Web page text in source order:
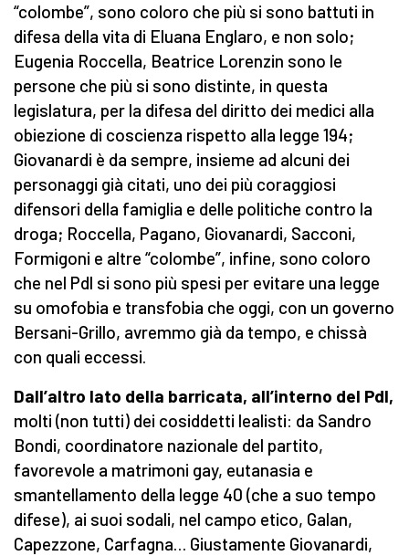
“colombe”, sono coloro che più si sono battuti in
difesa della vita di Eluana Englaro, e non solo;
Eugenia Roccella, Beatrice Lorenzin sono le
persone che più si sono distinte, in questa
legislatura, per la difesa del diritto dei medici alla
obiezione di coscienza rispetto alla legge 194;
Giovanardi è da sempre, insieme ad alcuni dei
personaggi già citati, uno dei più coraggiosi
difensori della famiglia e delle politiche contro la
droga; Roccella, Pagano, Giovanardi, Sacconi,
Formigoni e altre “colombe”, infine, sono coloro
che nel Pdl si sono più spesi per evitare una legge
su omofobia e transfobia che oggi, con un governo
Bersani-Grillo, avremmo già da tempo, e chissà
con quali eccessi.
Dall’altro lato della barricata, all’interno del Pdl,
molti (non tutti) dei cosiddetti lealisti: da Sandro
Bondi, coordinatore nazionale del partito,
favorevole a matrimoni gay, eutanasia e
smantellamento della legge 40 (che a suo tempo
difese), ai suoi sodali, nel campo etico, Galan,
Capezzone, Carfagna… Giustamente Giovanardi,